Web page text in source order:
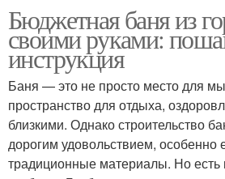
Бюджетная баня из
своими руками:
инструкция
Баня — это не просто место для
пространство для отдыха,
близкими. Однако строительство
дорогим удовольствием, особенно
традиционные материалы. Но